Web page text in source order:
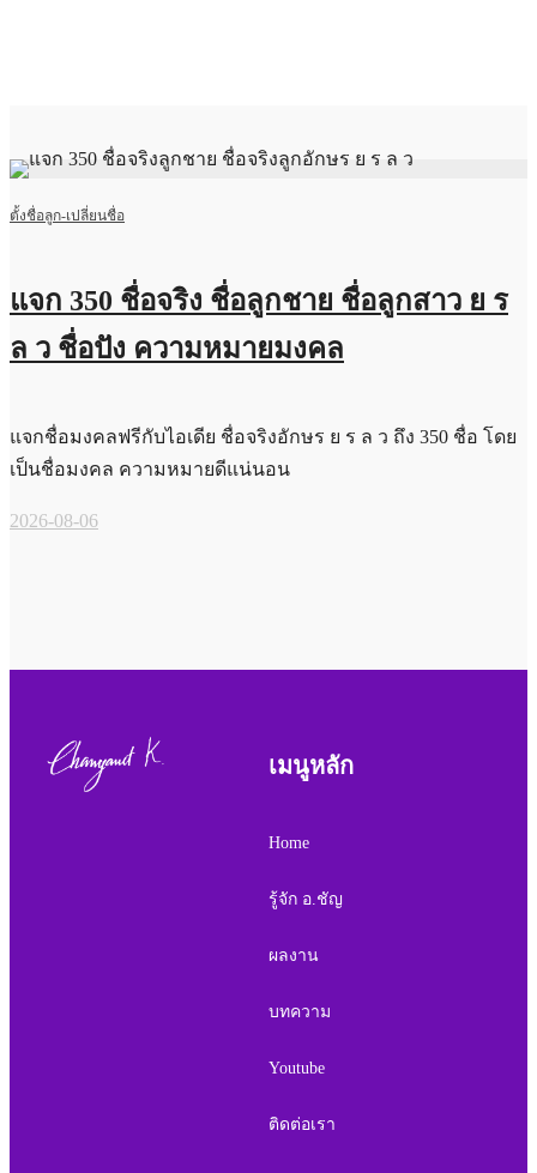
ตั้งชื่อลูก-เปลี่ยนชื่อ
แจก 350 ชื่อจริง ชื่อลูกชาย ชื่อลูกสาว ย ร
ล ว ชื่อปัง ความหมายมงคล
แจกชื่อมงคลฟรีกับไอเดีย ชื่อจริงอักษร ย ร ล ว ถึง 350 ชื่อ โดย
เป็นชื่อมงคล ความหมายดีแน่นอน
2026-08-06
เมนูหลัก
Home
รู้จัก อ.ชัญ
ผลงาน
บทความ
Youtube
ติดต่อเรา